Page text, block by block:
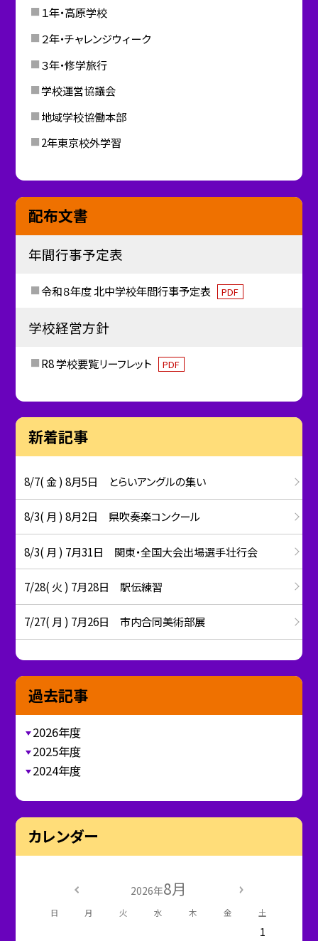
１年・高原学校
２年・チャレンジウィーク
３年・修学旅行
学校運営協議会
地域学校協働本部
2年東京校外学習
配布文書
年間行事予定表
令和８年度 北中学校年間行事予定表 PDF
学校経営方針
R8 学校要覧リーフレット PDF
新着記事
8/7( 金 ) 8月5日 とらいアングルの集い
8/3( 月 ) 8月2日 県吹奏楽コンクール
8/3( 月 ) 7月31日 関東・全国大会出場選手壮行会
7/28( 火 ) 7月28日 駅伝練習
7/27( 月 ) 7月26日 市内合同美術部展
過去記事
2026年度
2025年度
2024年度
カレンダー
2026年8月
日 月 火 水 木 金 土
1